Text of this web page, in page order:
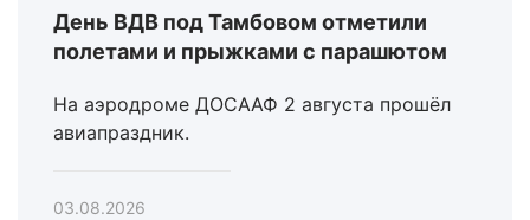
День ВДВ под Тамбовом отметили
полетами и прыжками с парашютом
На аэродроме ДОСААФ 2 августа прошёл
авиапраздник.
03.08.2026